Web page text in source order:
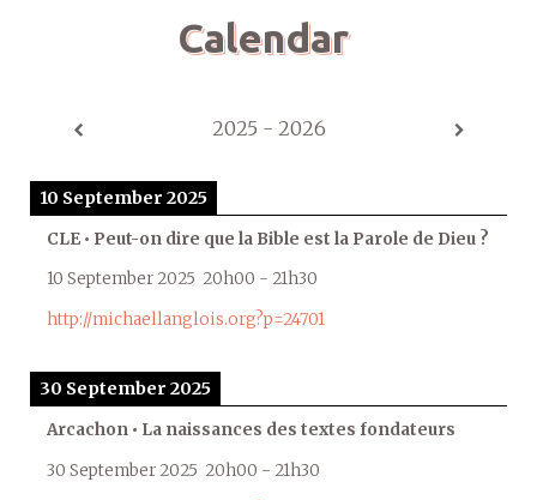
Calendar
2025 - 2026
10 September 2025
CLE • Peut-on dire que la Bible est la Parole de Dieu ?
10 September 2025 20h00 - 21h30
http://michaellanglois.org?p=24701
30 September 2025
Arcachon • La naissances des textes fondateurs
30 September 2025 20h00 - 21h30